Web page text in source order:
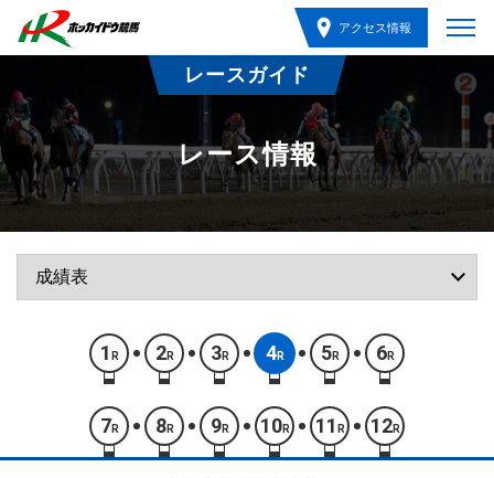
アクセス情報
レースガイド
レース情報
1 R 2R 3R 4R 5R 6R
7 R 8R 9R 10R 11 R 12R